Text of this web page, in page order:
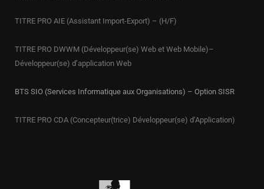
TITRE PRO AIE (Assistant Import-Export) – (H/F)
TITRE PRO DWWM (Développeur(se) Web et Web Mobile)–
Développeur(se) d’application Web
BTS SIO (Services Informatique aux Organisations) – Option SISR
TITRE PRO CDA (Concepteur(trice) Développeur(se) d’Application)